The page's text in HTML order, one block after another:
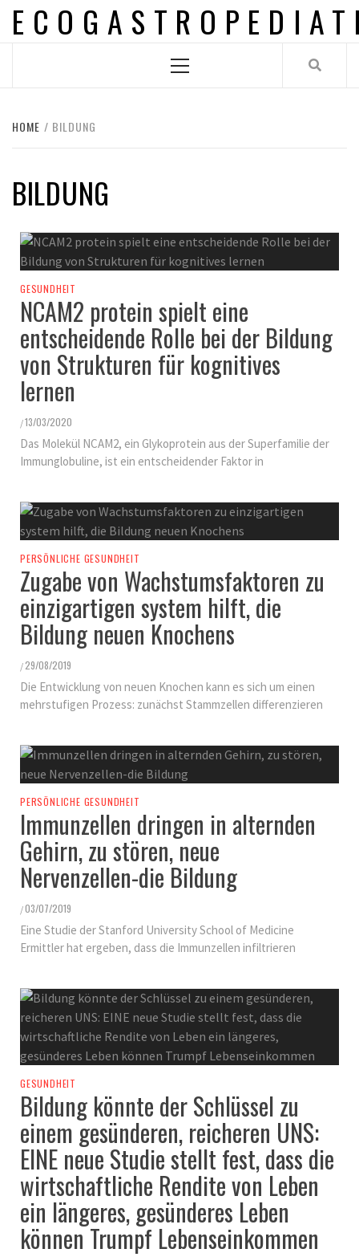
Skip
Menu
HOME BILDUNG
BILDUNG
GESUNDHEIT
NCAM2 protein spielt eine
entscheidende Rolle bei der Bildung
von Strukturen für kognitives
lernen
/13/03/2020
Das Molekül NCAM2, ein Glykoprotein aus der Superfamilie der
Immunglobuline, ist ein entscheidender Faktor in
PERSÖNLICHE GESUNDHEIT
Zugabe von Wachstumsfaktoren zu
einzigartigen system hilft, die
Bildung neuen Knochens
/ 29/08/2019
Die Entwicklung von neuen Knochen kann es sich um einen
mehrstufigen Prozess: zunächst Stammzellen differenzieren
PERSÖNLICHE GESUNDHEIT
Immunzellen dringen in alternden
Gehirn, zu stören, neue
Nervenzellen-die Bildung
/03/07/2019
Eine Studie der Stanford University School of Medicine
Ermittler hat ergeben, dass die Immunzellen infiltrieren
GESUNDHEIT
Bildung könnte der Schlüssel zu
einem gesünderen, reicheren UNS:
EINE neue Studie stellt fest, dass die
wirtschaftliche Rendite von Leben
ein längeres, gesünderes Leben
können Trumpf Lebenseinkommen